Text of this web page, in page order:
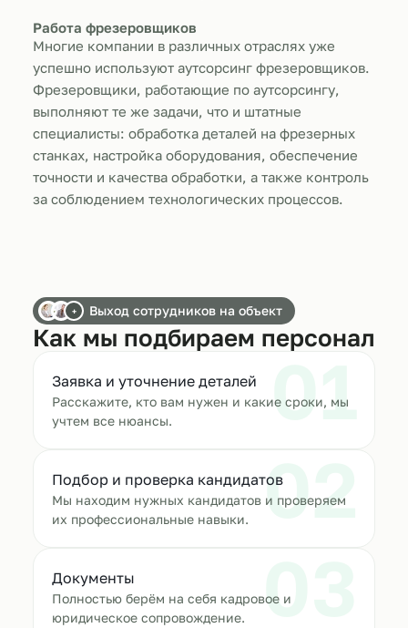
Работа фрезеровщиков
Многие компании в различных отраслях уже
успешно используют аутсорсинг фрезеровщиков.
Фрезеровщики, работающие по аутсорсингу,
выполняют те же задачи, что и штатные
специалисты: обработка деталей на фрезерных
станках, настройка оборудования, обеспечение
точности и качества обработки, а также контроль
за соблюдением технологических процессов.
+ Выход сотрудников на объект
Как мы подбираем персонал
01
Заявка и уточнение деталей
Расскажите, кто вам нужен и какие сроки, мы
учтем все нюансы.
02
Подбор и проверка кандидатов
Мы находим нужных кандидатов и проверяем
их профессиональные навыки.
03
Документы
Полностью берём на себя кадровое и
юридическое сопровождение.